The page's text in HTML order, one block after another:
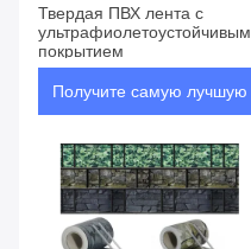
Твердая ПВХ лента с
ультрафиолетоустойчивым
покрытием
Получите самую лучшую
цену